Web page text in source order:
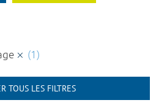
(1)
TOUS LES FILTRES